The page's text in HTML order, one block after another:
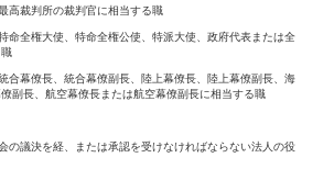
裁判所の裁判官に相当する職
全権大使、特命全権公使、特派大使、政府代表または全
幕僚長、統合幕僚副長、陸上幕僚長、陸上幕僚副長、海
僚副長、航空幕僚長または航空幕僚副長に相当する職
議決を経、または承認を受けなければならない法人の役